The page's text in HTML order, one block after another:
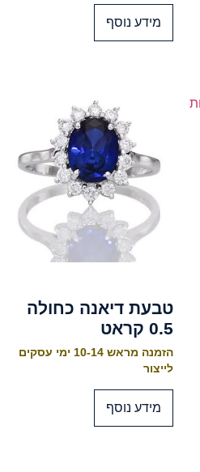
מידע נוסף
טבעת דיאנה כחולה
0.5 קראט
הזמנה מראש 10-14 ימי עסקים
לייצור
מידע נוסף